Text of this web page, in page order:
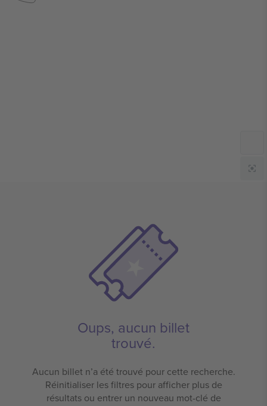
Oups, aucun billet
trouvé.
Aucun billet n’a été trouvé pour cette recherche.
Réinitialiser les filtres pour afficher plus de
résultats ou entrer un nouveau mot-clé de